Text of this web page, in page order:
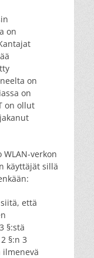
on
on
on
on ollut
verkon
käyttäjät sillä
että
§:stä
§:n 3